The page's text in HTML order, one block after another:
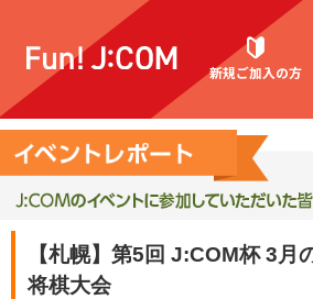
新規ご加入の方
契約内容確認・変更
【札幌】第5回 J:COM杯 3月
将棋大会